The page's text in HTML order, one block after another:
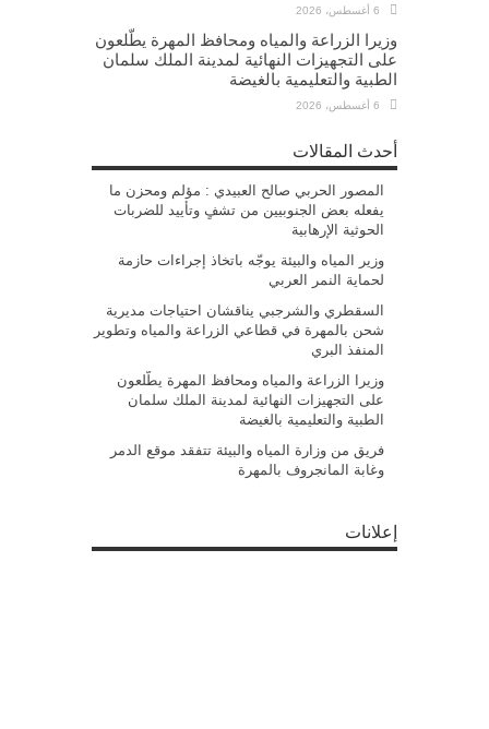
6 أغسطس، 2026
وزيرا الزراعة والمياه ومحافظ المهرة يطّلعون
على التجهيزات النهائية لمدينة الملك سلمان
الطبية والتعليمية بالغيضة
6 أغسطس، 2026
أحدث المقالات
المصور الحربي صالح العبيدي : مؤلم ومحزن ما
يفعله بعض الجنوبيين من تشفٍ وتأييد للضربات
الحوثية الإرهابية
وزير المياه والبيئة يوجّه باتخاذ إجراءات حازمة
لحماية النمر العربي
السقطري والشرجبي يناقشان احتياجات مديرية
شحن بالمهرة في قطاعي الزراعة والمياه وتطوير
المنفذ البري
وزيرا الزراعة والمياه ومحافظ المهرة يطّلعون
على التجهيزات النهائية لمدينة الملك سلمان
الطبية والتعليمية بالغيضة
فريق من وزارة المياه والبيئة تتفقد موقع الدمر
وغابة المانجروف بالمهرة
إعلانات